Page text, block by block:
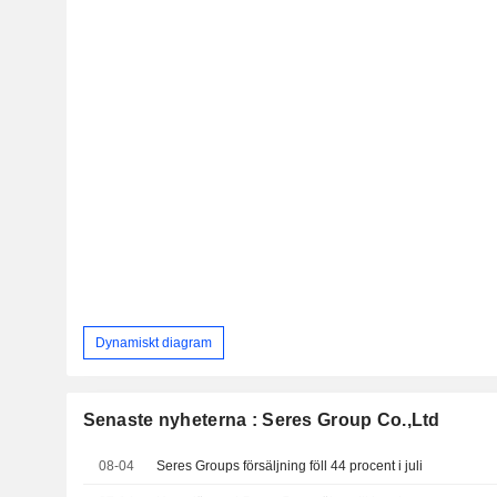
Dynamiskt diagram
Senaste nyheterna : Seres Group Co.,Ltd
08-04 Seres Groups försäljning föll 44 procent i juli